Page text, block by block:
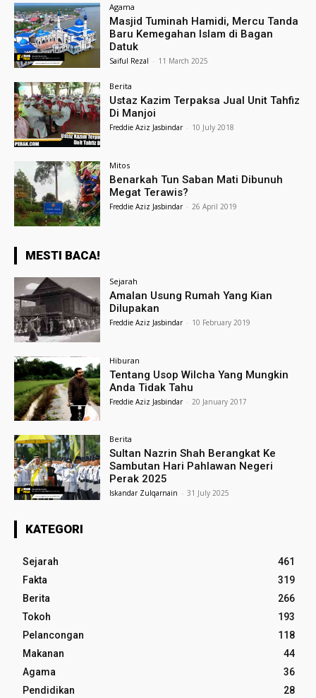
Agama
Masjid Tuminah Hamidi, Mercu Tanda
Baru Kemegahan Islam di Bagan
Datuk
Saiful Rezal - 11 March 2025
Berita
Ustaz Kazim Terpaksa Jual Unit Tahfiz
Di Manjoi
Freddie Aziz Jasbindar - 10 July 2018
Mitos
Benarkah Tun Saban Mati Dibunuh
Megat Terawis?
Freddie Aziz Jasbindar - 26 April 2019
MESTI BACA!
Sejarah
Amalan Usung Rumah Yang Kian
Dilupakan
Freddie Aziz Jasbindar - 10 February 2019
Hiburan
Tentang Usop Wilcha Yang Mungkin
Anda Tidak Tahu
Freddie Aziz Jasbindar - 20 January 2017
Berita
Sultan Nazrin Shah Berangkat Ke
Sambutan Hari Pahlawan Negeri
Perak 2025
Iskandar Zulqarnain - 31 July 2025
KATEGORI
Sejarah
461
Fakta
319
Berita
266
Tokoh
193
Pelancongan
118
Makanan
44
Agama
36
Pendidikan
28